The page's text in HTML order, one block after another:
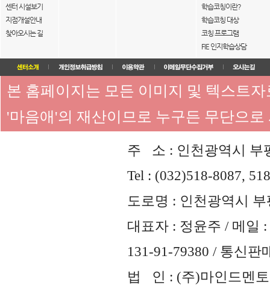
센터 시설보기
지점개설안내
찾아오시는 길
학습코칭이란?
학습코칭 대상
코칭 프로그램
FIE 인지학습상담
본 홈페이지는 모든 이미지 및 텍스트
'마음애'의 재산이므로 누구든 무단으
주 소 : 인천광역시 부
Tel : (032)518-8087,
도로명 : 인천광역시
대표자 : 정윤주 / 메일 :
131-91-79380 / 통신판
법 인 : (주)마인드멘토